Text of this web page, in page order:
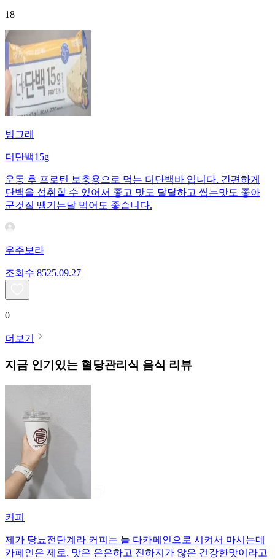
18
빙그레
더단백15g
운동 후 프로틴 보충용으로 먹는 더단백바 입니다. 간편하게
단백을 섭취할 수 있어서 좋고 맛도 달달하고 씹는맛도 좋아
군것질 땡기는날 먹어도 좋습니다.
우주보라
조회수 8525.09.27
0
더보기
지금 인기있는 혈당관리식 음식 리뷰
커피
제가 당뇨전단계라 커피는 늘 다카페인으로 시켜서 마시는데
카페인은 제로, 맛은 은은하고 진하지가 않은 건강한맛이라고